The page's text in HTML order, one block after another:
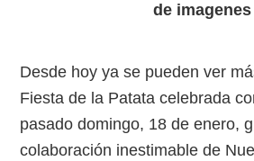
de imagenes
Desde hoy ya se pueden ver
Fiesta de la Patata celebrada
pasado domingo, 18 de enero,
colaboración inestimable de